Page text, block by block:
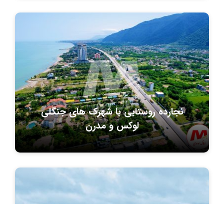
نجارده روستایی با شهرک های جنگلی
لوکس و مدرن